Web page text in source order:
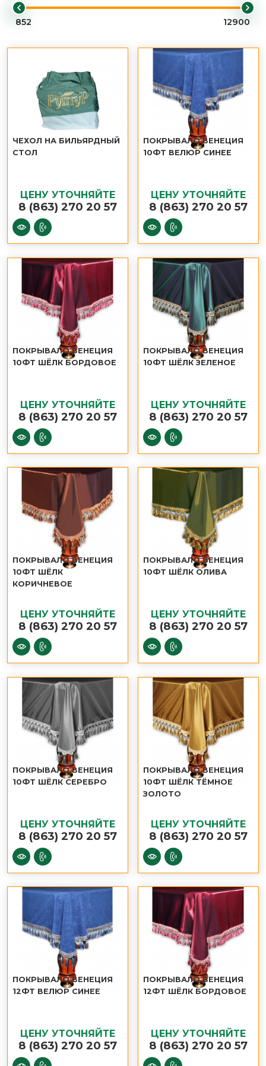
ЧЕХОЛ НА БИЛЬЯРДНЫЙ
СТОЛ
ЦЕНУ УТОЧНЯЙТЕ
8 (863) 270 20 57
ПОКРЫВАЛО ВЕНЕЦИЯ
10ФТ ВЕЛЮР СИНЕЕ
ЦЕНУ УТОЧНЯЙТЕ
8 (863) 270 20 57
ПОКРЫВАЛО ВЕНЕЦИЯ
10ФТ ШЁЛК БОРДОВОЕ
ЦЕНУ УТОЧНЯЙТЕ
8 (863) 270 20 57
ПОКРЫВАЛО ВЕНЕЦИЯ
10ФТ ШЁЛК ЗЕЛЕНОЕ
ЦЕНУ УТОЧНЯЙТЕ
8 (863) 270 20 57
ПОКРЫВАЛО ВЕНЕЦИЯ
10ФТ ШЁЛК
КОРИЧНЕВОЕ
ЦЕНУ УТОЧНЯЙТЕ
8 (863) 270 20 57
ПОКРЫВАЛО ВЕНЕЦИЯ
10ФТ ШЁЛК ОЛИВА
ЦЕНУ УТОЧНЯЙТЕ
8 (863) 270 20 57
ПОКРЫВАЛО ВЕНЕЦИЯ
10ФТ ШЁЛК СЕРЕБРО
ЦЕНУ УТОЧНЯЙТЕ
8 (863) 270 20 57
ПОКРЫВАЛО ВЕНЕЦИЯ
10ФТ ШЁЛК ТЁМНОЕ
ЗОЛОТО
ЦЕНУ УТОЧНЯЙТЕ
8 (863) 270 20 57
ПОКРЫВАЛО ВЕНЕЦИЯ
12ФТ ВЕЛЮР СИНЕЕ
ЦЕНУ УТОЧНЯЙТЕ
8 (863) 270 20 57
ПОКРЫВАЛО ВЕНЕЦИЯ
12ФТ ШЁЛК БОРДОВОЕ
ЦЕНУ УТОЧНЯЙТЕ
8 (863) 270 20 57